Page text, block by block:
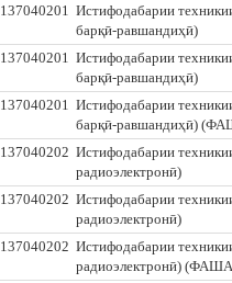
137040201 Истифодабарии
барқӣ-равшандиҳӣ)
137040201 Истифодабарии
барқӣ-равшандиҳӣ)
137040201 Истифодабарии
барқӣ-равшандиҳӣ)
137040202 Истифодабарии
радиоэлектронӣ)
137040202 Истифодабарии
радиоэлектронӣ)
137040202 Истифодабарии
радиоэлектронӣ)